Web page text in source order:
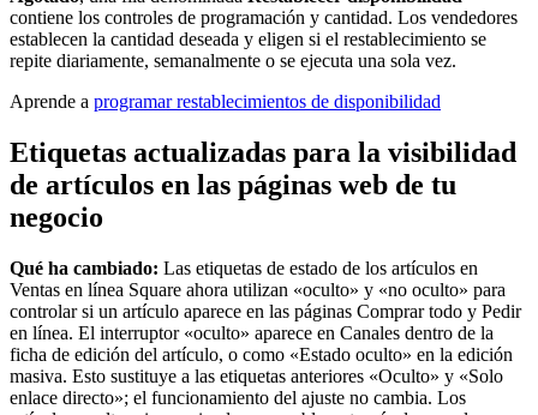
No hay artículos en tu carrito
Ver dispositivos
Ver carrito
Historial de pedidos
contiene los controles de programación y cantidad. Los vendedores
establecen la cantidad deseada y eligen si el restablecimiento se
repite diariamente, semanalmente o se ejecuta una sola vez.
Aprende a programar restablecimientos de disponibilidad
Etiquetas actualizadas para la visibilidad
de artículos en las páginas web de tu
negocio
Qué ha cambiado: Las etiquetas de estado de los artículos en
Ventas en línea Square ahora utilizan «oculto» y «no oculto» para
controlar si un artículo aparece en las páginas Comprar todo y Pedir
en línea. El interruptor «oculto» aparece en Canales dentro de la
ficha de edición del artículo, o como «Estado oculto» en la edición
masiva. Esto sustituye a las etiquetas anteriores «Oculto» y «Solo
enlace directo»; el funcionamiento del ajuste no cambia. Los